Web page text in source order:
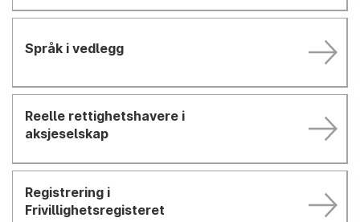
Språk i vedlegg
Reelle rettighetshavere i
aksjeselskap
Registrering i
Frivillighetsregisteret